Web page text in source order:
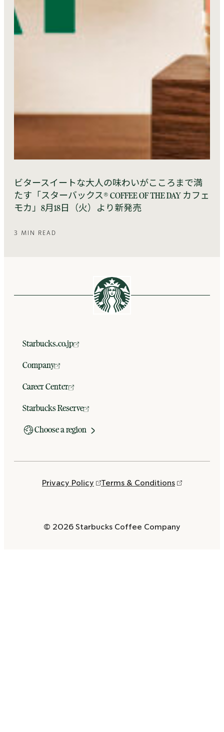
ビタースイートな大人の味わいがこころまで満
たす「スターバックス® COFFEE OF THE DAY カフェ
モカ」8月18日（火）より新発売
3 MIN READ
Starbucks.co.jp
Company
Career Center
Starbucks Reserve
Choose a region
Privacy Policy Terms & Conditions
© 2026 Starbucks Coffee Company